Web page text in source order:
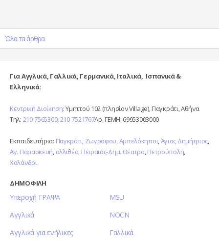
Όλα τα άρθρα
Για Αγγλικά, Γαλλικά, Γερμανικά, Ιταλικά, Ισπανικά &
Ελληνικά:
Κεντρική Διοίκηση: Υμηττού 102 (πλησίον Village), Παγκράτι, Αθήνα
Τηλ: 210-7565300,210-7521767Αρ. ΓΕΜΗ: 69953003000
Εκπαιδευτήρια: Παγκράτι, Ζωγράφου,Αμπελόκηποι,Άγιος Δημήτριος,
Αγ. Παρασκευή, αλλιθέα, Πειραιάς-Δημ. Θέατρο,Πετρούπολη,
Χαλάνδρι
ΔΗΜΟΦΙΛΗ
Υπεροχή ΓΡΑΨΑ
Αγγλικά
Αγγλικά για ενήλικες
MSU
NOCN
Γαλλικά